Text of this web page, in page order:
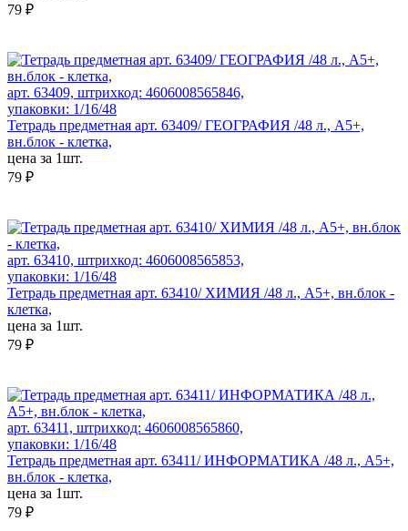
79 ₽
арт. 63409, штрихкод: 4606008565846,
упаковки: 1/16/48
Тетрадь предметная арт. 63409/ ГЕОГРАФИЯ /48 л., А5+,
вн.блок - клетка,
цена за 1шт.
79 ₽
арт. 63410, штрихкод: 4606008565853,
упаковки: 1/16/48
Тетрадь предметная арт. 63410/ ХИМИЯ /48 л., А5+, вн.блок -
клетка,
цена за 1шт.
79 ₽
арт. 63411, штрихкод: 4606008565860,
упаковки: 1/16/48
Тетрадь предметная арт. 63411/ ИНФОРМАТИКА /48 л., А5+,
вн.блок - клетка,
цена за 1шт.
79 ₽